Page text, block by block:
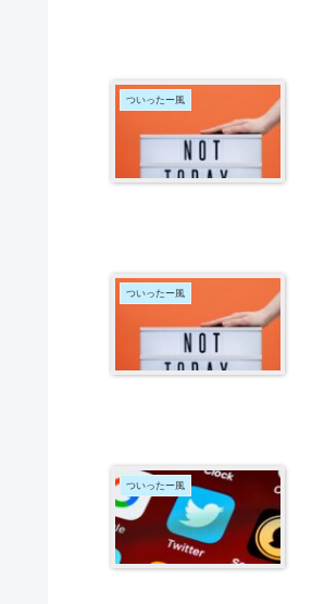
ついったー風
ついったー風
ついったー風